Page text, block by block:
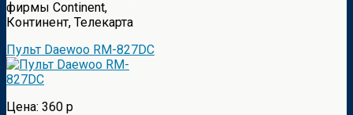
фирмы Continent,
Континент, Телекарта
Пульт Daewoo RM-827DC
Цена: 360 р